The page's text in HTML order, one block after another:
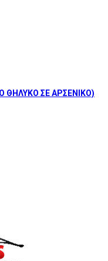
ΘΗΛΥΚΟ ΣΕ ΑΡΣΕΝΙΚΟ)